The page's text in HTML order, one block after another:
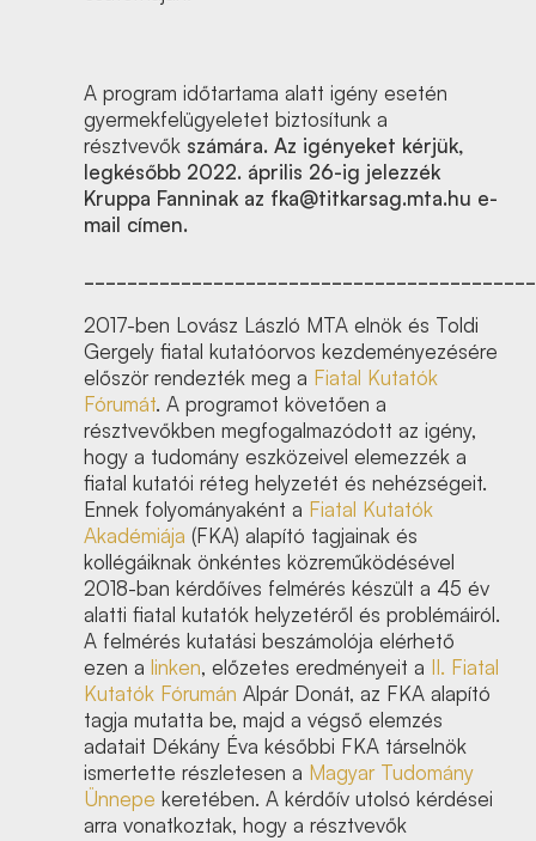
A program időtartama alatt igény esetén
gyermekfelügyeletet biztosítunk a
résztvevők számára. Az igényeket kérjük,
legkésőbb 2022. április 26-ig jelezzék
Kruppa Fanninak az fka@titkarsag.mta.hu e-
mail címen.
2017-ben Lovász László MTA elnök és Toldi
Gergely fiatal kutatóorvos kezdeményezésére
először rendezték meg a Fiatal Kutatók
Fórumát. A programot követően a
résztvevőkben megfogalmazódott az igény,
hogy a tudomány eszközeivel elemezzék a
fiatal kutatói réteg helyzetét és nehézségeit.
Ennek folyományaként a Fiatal Kutatók
Akadémiája (FKA) alapító tagjainak és
kollégáiknak önkéntes közreműködésével
2018-ban kérdőíves felmérés készült a 45 év
alatti fiatal kutatók helyzetéről és problémáiról.
A felmérés kutatási beszámolója elérhető
ezen a linken, előzetes eredményeit a II. Fiatal
Kutatók Fórumán Alpár Donát, az FKA alapító
tagja mutatta be, majd a végső elemzés
adatait Dékány Éva későbbi FKA társelnök
ismertette részletesen a Magyar Tudomány
Ünnepe keretében. A kérdőív utolsó kérdései
arra vonatkoztak, hogy a résztvevők